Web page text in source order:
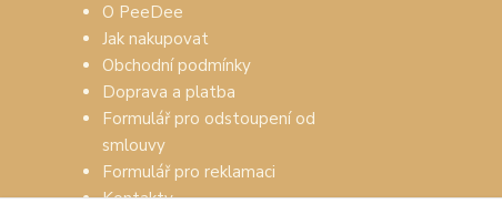
O PeeDee
Jak nakupovat
Obchodní podmínky
Doprava a platba
Formulář pro odstoupení od
smlouvy
Formulář pro reklamaci
Kontakty